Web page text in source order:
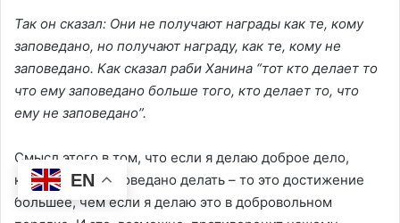
Так он сказал: Они не получают награды как те, кому
заповедано, но получают награду, как те, кому не
заповедано. Как сказал раби Ханина “тот кто делает то
что ему заповедано больше того, кто делает то, что
ему не заповедано”.
Смысл этого в том, что если я делаю доброе дело,
которое мне заповедано делать – то это достижение
большее, чем если я делаю это в добровольном
EN